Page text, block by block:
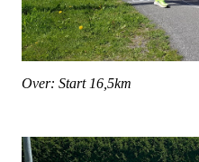
Over: Start 16,5km